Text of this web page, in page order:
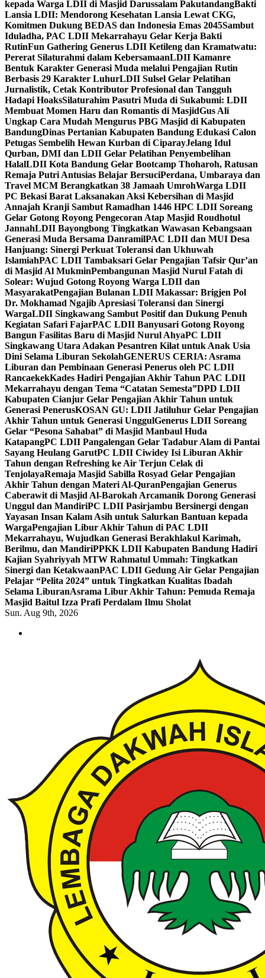
kepada Warga LDII di Masjid Darussalam PakutandangBakti
Lansia LDII: Mendorong Kesehatan Lansia Lewat CKG,
Komitmen Dukung BEDAS dan Indonesia Emas 2045Sambut
Iduladha, PAC LDII Mekarrahayu Gelar Kerja Bakti
RutinFun Gathering Generus LDII Ketileng dan Kramatwatu:
Pererat Silaturahmi dalam KebersamaanLDII Kamanre
Bentuk Karakter Generasi Muda melalui Pengajian Rutin
Berbasis 29 Karakter LuhurLDII Sulsel Gelar Pelatihan
Jurnalistik, Cetak Kontributor Profesional dan Tangguh
Hadapi HoaksSilaturahim Pasutri Muda di Sukabumi: LDII
Membuat Momen Haru dan Romantis di MasjidGus Ali
Ungkap Cara Mudah Mengurus PBG Masjid di Kabupaten
BandungDinas Pertanian Kabupaten Bandung Edukasi Calon
Petugas Sembelih Hewan Kurban di CiparayJelang Idul
Qurban, DMI dan LDII Gelar Pelatihan Penyembelihan
HalalLDII Kota Bandung Gelar Bootcamp Thoharoh, Ratusan
Remaja Putri Antusias Belajar BersuciPerdana, Umbaraya dan
Travel MCM Berangkatkan 38 Jamaah UmrohWarga LDII
PC Bekasi Barat Laksanakan Aksi Kebersihan di Masjid
Annajah Kranji Sambut Ramadhan 1446 HPC LDII Soreang
Gelar Gotong Royong Pengecoran Atap Masjid Roudhotul
JannahLDII Bayongbong Tingkatkan Wawasan Kebangsaan
Generasi Muda Bersama DanramilPAC LDII dan MUI Desa
Hanjuang: Sinergi Perkuat Toleransi dan Ukhuwah
IslamiahPAC LDII Tambaksari Gelar Pengajian Tafsir Qur’an
di Masjid Al MukminPembangunan Masjid Nurul Fatah di
Solear: Wujud Gotong Royong Warga LDII dan
MasyarakatPengajian Bulanan LDII Makassar: Brigjen Pol
Dr. Mokhamad Ngajib Apresiasi Toleransi dan Sinergi
WargaLDII Singkawang Sambut Positif dan Dukung Penuh
Kegiatan Safari FajarPAC LDII Banyusari Gotong Royong
Bangun Fasilitas Baru di Masjid Nurul AhyaPC LDII
Singkawang Utara Adakan Pesantren Kilat untuk Anak Usia
Dini Selama Liburan SekolahGENERUS CERIA: Asrama
Liburan dan Pembinaan Generasi Penerus oleh PC LDII
RancaekekKades Hadiri Pengajian Akhir Tahun PAC LDII
Mekarrahayu dengan Tema “Catatan Semesta”DPD LDII
Kabupaten Cianjur Gelar Pengajian Akhir Tahun untuk
Generasi PenerusKOSAN GU: LDII Jatiluhur Gelar Pengajian
Akhir Tahun untuk Generasi UnggulGenerus LDII Soreang
Gelar “Pesona Sahabat” di Masjid Manbaul Huda
KatapangPC LDII Pangalengan Gelar Tadabur Alam di Pantai
Sayang Heulang GarutPC LDII Ciwidey Isi Liburan Akhir
Tahun dengan Refreshing ke Air Terjun Celak di
TenjolayaRemaja Masjid Sabilla Rosyad Gelar Pengajian
Akhir Tahun dengan Materi Al-QuranPengajian Generus
Caberawit di Masjid Al-Barokah Arcamanik Dorong Generasi
Unggul dan MandiriPC LDII Pasirjambu Bersinergi dengan
Yayasan Insan Kalam Asih untuk Salurkan Bantuan kepada
WargaPengajian Libur Akhir Tahun di PAC LDII
Mekarrahayu, Wujudkan Generasi Berakhlakul Karimah,
Berilmu, dan MandiriPPKK LDII Kabupaten Bandung Hadiri
Kajian Syahriyyah MTW Rahmatul Ummah: Tingkatkan
Sinergi dan KetakwaanPAC LDII Gedung Air Gelar Pengajian
Pelajar “Pelita 2024” untuk Tingkatkan Kualitas Ibadah
Selama LiburanAsrama Libur Akhir Tahun: Pemuda Remaja
Masjid Baitul Izza Prafi Perdalam Ilmu Sholat
Sun. Aug 9th, 2026